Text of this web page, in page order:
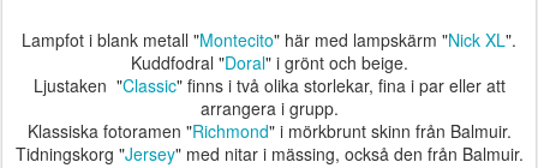
Lampfot i blank metall "Montecito" här med lampskärm "Nick XL".
Kuddfodral "Doral" i grönt och beige.
Ljustaken "Classic" finns i två olika storlekar, fina i par eller att
arrangera i grupp.
Klassiska fotoramen "Richmond" i mörkbrunt skinn från Balmuir.
Tidningskorg "Jersey" med nitar i mässing, också den från Balmuir.